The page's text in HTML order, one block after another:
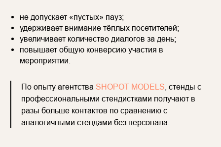
не допускает «пустых» пауз;
удерживает внимание тёплых посетителей;
увеличивает количество диалогов за день;
повышает общую конверсию участия в
мероприятии.
По опыту агентства SHOPOT MODELS , стенды с
профессиональными стендистками получают в
разы больше контактов по сравнению с
аналогичными стендами без персонала.